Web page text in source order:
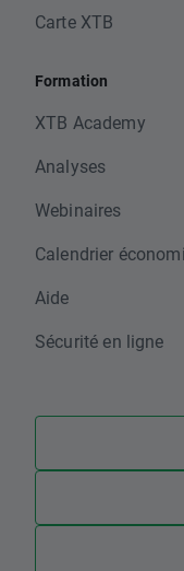
Carte XTB
Formation
XTB Academy
Analyses
Webinaires
Calendrier
Aide
Sécurité en ligne